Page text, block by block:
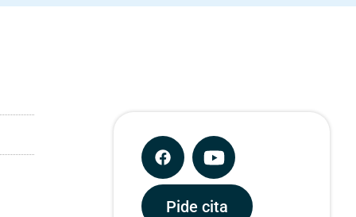
Pide cita